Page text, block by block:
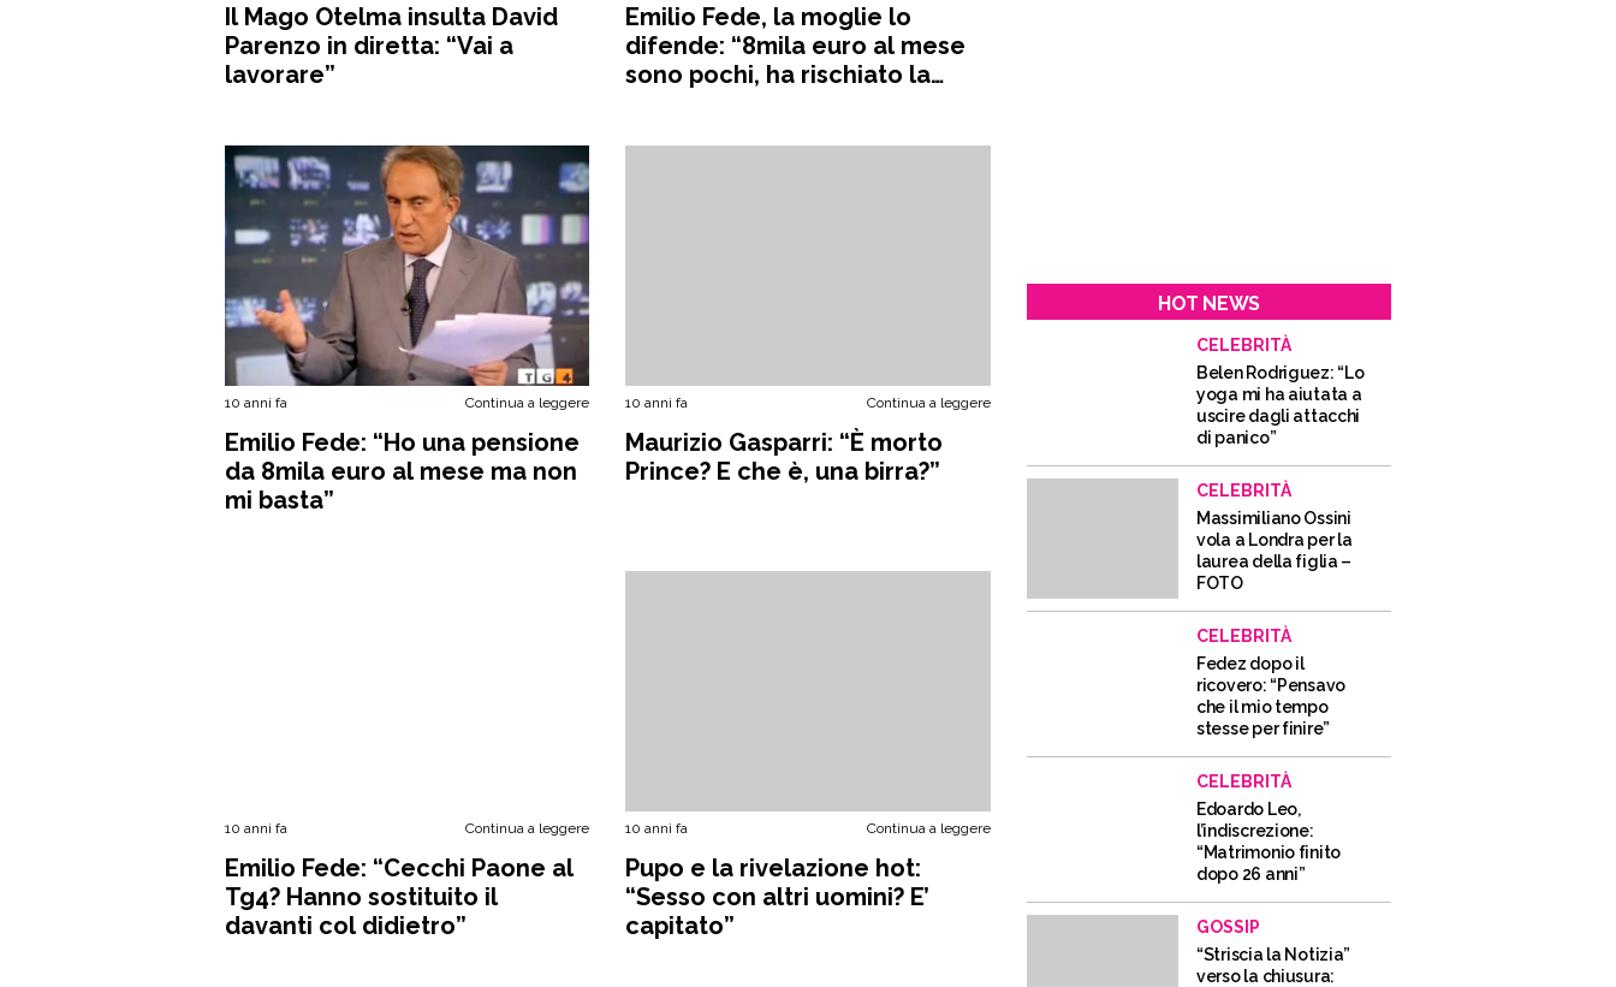
Il Mago Otelma insulta David
Parenzo in diretta: “Vai a
lavorare”
Emilio Fede, la moglie lo
difende: “8mila euro al mese
sono pochi, ha rischiato la
10 anni fa Continua a leggere
Emilio Fede: “Ho una pensione
da 8mila euro al mese ma non
mi basta”
10 anni fa Continua a leggere
Maurizio Gasparri: “È morto
Prince? E che è, una birra?”
10 anni fa Continua a leggere
Emilio Fede: “Cecchi Paone al
Tg4? Hanno sostituito il
davanti col didietro”
10 anni fa Continua a leggere
Pupo e la rivelazione hot:
“Sesso con altri uomini? E’
capitato”
HOT NEWS
CELEBRITÀ
Belen Rodriguez: “Lo
yoga mi ha aiutata a
uscire dagli attacchi
di panico”
CELEBRITÀ
Massimiliano Ossini
vola a Londra per la
laurea della figlia –
FOTO
CELEBRITÀ
Fedez dopo il
ricovero: “Pensavo
che il mio tempo
stesse per finire”
CELEBRITÀ
Edoardo Leo,
l’indiscrezione:
“Matrimonio finito
dopo 26 anni”
GOSSIP
“Striscia la Notizia”
verso la chiusura: